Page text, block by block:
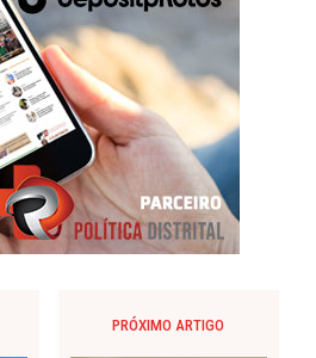
PRÓXIMO ARTIGO